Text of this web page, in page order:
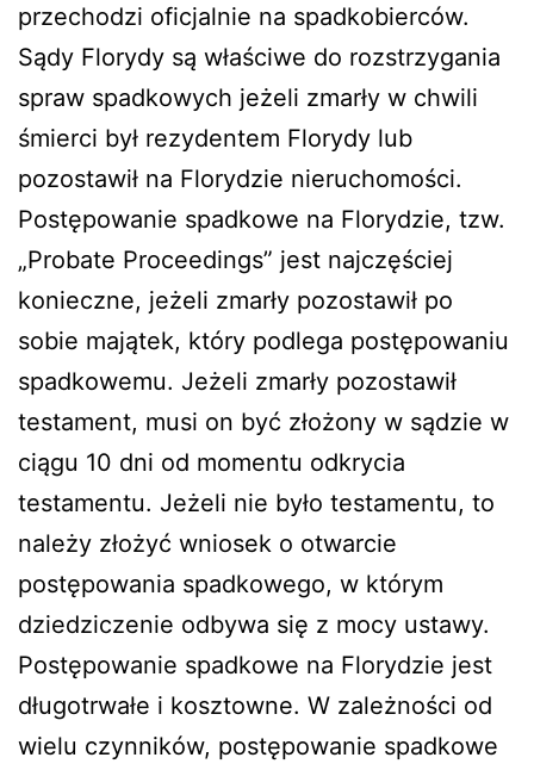
przechodzi oficjalnie na spadkobierców.
Sądy Florydy są właściwe do rozstrzygania
spraw spadkowych jeżeli zmarły w chwili
śmierci był rezydentem Florydy lub
pozostawił na Florydzie nieruchomości.
Postępowanie spadkowe na Florydzie, tzw.
„Probate Proceedings” jest najczęściej
konieczne, jeżeli zmarły pozostawił po
sobie majątek, który podlega postępowaniu
spadkowemu. Jeżeli zmarły pozostawił
testament, musi on być złożony w sądzie w
ciągu 10 dni od momentu odkrycia
testamentu. Jeżeli nie było testamentu, to
należy złożyć wniosek o otwarcie
postępowania spadkowego, w którym
dziedziczenie odbywa się z mocy ustawy.
Postępowanie spadkowe na Florydzie jest
długotrwałe i kosztowne. W zależności od
wielu czynników, postępowanie spadkowe